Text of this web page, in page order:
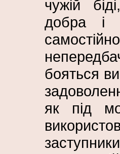
чужій
добра і
бояться
як під